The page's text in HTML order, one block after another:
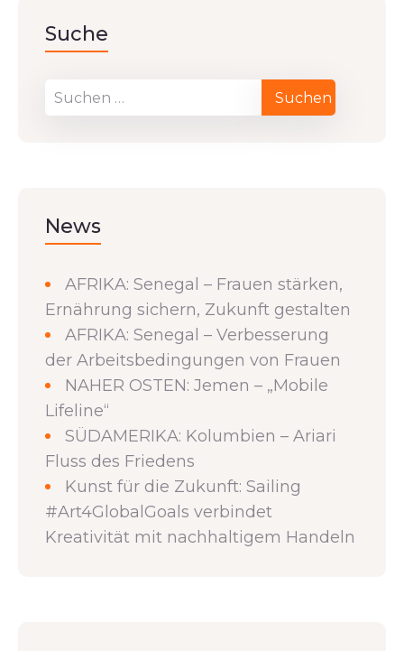
Suche
News
AFRIKA: Senegal – Frauen stärken,
Ernährung sichern, Zukunft gestalten
AFRIKA: Senegal – Verbesserung
der Arbeitsbedingungen von Frauen
NAHER OSTEN: Jemen – „Mobile
Lifeline“
SÜDAMERIKA: Kolumbien – Ariari
Fluss des Friedens
Kunst für die Zukunft: Sailing
#Art4GlobalGoals verbindet
Kreativität mit nachhaltigem Handeln